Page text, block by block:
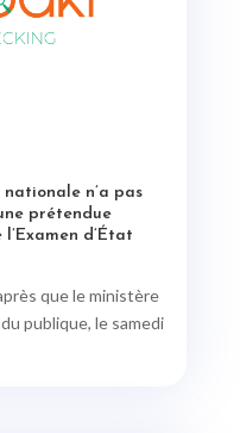
n’a pas
prétendue
d’État
que le ministère
publique, le samedi